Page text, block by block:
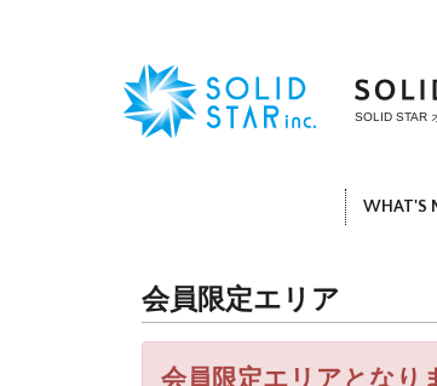
SOLID STAR
WHAT'S
会員限定エリア
会員限定エリアとなり